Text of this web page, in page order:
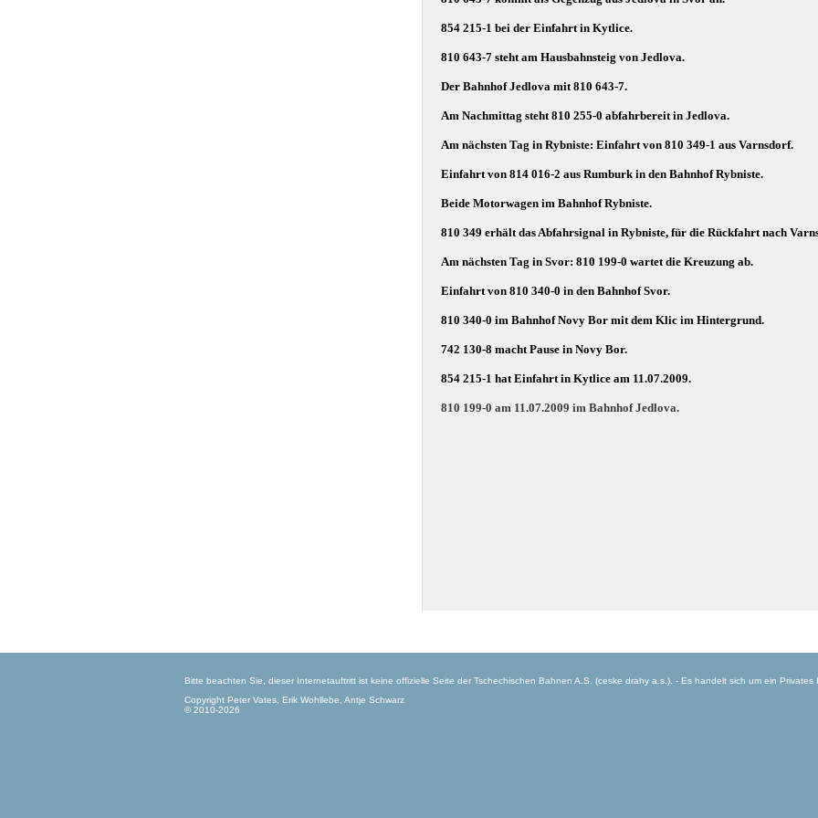
854 215-1 bei der Einfahrt in Kytlice.
810 643-7 steht am Hausbahnsteig von Jedlova.
Der Bahnhof Jedlova mit 810 643-7.
Am Nachmittag steht 810 255-0 abfahrbereit in Jedlova.
Am nächsten Tag in Rybniste: Einfahrt von 810 349-1 aus Varnsdorf.
Einfahrt von 814 016-2 aus Rumburk in den Bahnhof Rybniste.
Beide Motorwagen im Bahnhof Rybniste.
810 349 erhält das Abfahrsignal in Rybniste, für die Rückfahrt nach
Am nächsten Tag in Svor: 810 199-0 wartet die Kreuzung ab.
Einfahrt von 810 340-0 in den Bahnhof Svor.
810 340-0 im Bahnhof Novy Bor mit dem Klic im Hintergrund.
742 130-8 macht Pause in Novy Bor.
854 215-1 hat Einfahrt in Kytlice am 11.07.2009.
810 199-0 am 11.07.2009 im Bahnhof Jedlova.
Bitte beachten Sie, dieser Internetauftritt ist keine offizielle Seite der Tschechischen Bahnen A.S. (ceske drahy a.s.). - Es handelt sich um ein
Copyright Peter Vates, Erik Wohllebe, Antje Schwarz
© 2010-2026